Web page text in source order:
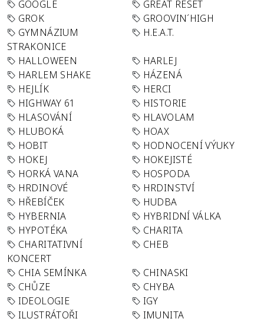
GOOGLE
GREAT RESET
GROK
GROOVIN´HIGH
GYMNÁZIUM
STRAKONICE
H.E.A.T.
HALLOWEEN
HARLEJ
HARLEM SHAKE
HÁZENÁ
HEJLÍK
HERCI
HIGHWAY 61
HISTORIE
HLASOVÁNÍ
HLAVOLAM
HLUBOKÁ
HOAX
HOBIT
HODNOCENÍ VÝUKY
HOKEJ
HOKEJISTÉ
HORKÁ VANA
HOSPODA
HRDINOVÉ
HRDINSTVÍ
HŘEBÍČEK
HUDBA
HYBERNIA
HYBRIDNÍ VÁLKA
HYPOTÉKA
CHARITA
CHARITATIVNÍ
KONCERT
CHEB
CHIA SEMÍNKA
CHINASKI
CHŮZE
CHYBA
IDEOLOGIE
IGY
ILUSTRÁTOŘI
IMUNITA